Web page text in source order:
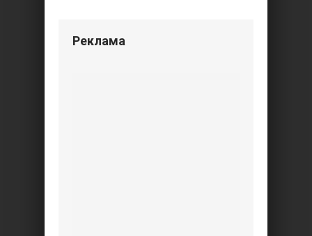
Реклама